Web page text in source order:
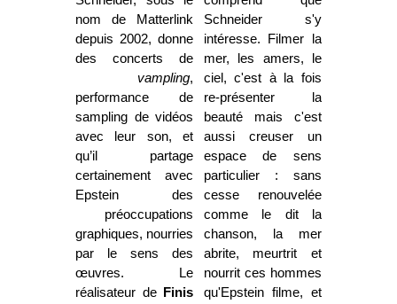
Schneider s'y
intéresse. Filmer la
mer, les amers, le
ciel, c'est à la fois
re-présenter la
beauté mais c'est
aussi creuser un
espace de sens
particulier : sans
cesse renouvelée
comme le dit la
chanson, la mer
abrite, meurtrit et
nourrit ces hommes
qu'Epstein filme, et
nom de Matterlink
depuis 2002, donne
des concerts de
vampling,
performance de
sampling de vidéos
avec leur son, et
qu’il partage
certainement avec
Epstein des
préoccupations
graphiques, nourries
par le sens des
œuvres. Le
réalisateur de
Finis